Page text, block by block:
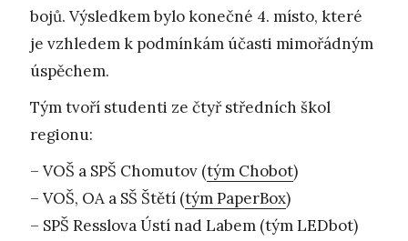
bojů. Výsledkem bylo konečné 4. místo, které
je vzhledem k podmínkám účasti mimořádným
úspěchem.
Tým tvoří studenti ze čtyř středních škol
regionu:
– VOŠ a SPŠ Chomutov (tým Chobot)
– VOŠ, OA a SŠ Štětí (tým PaperBox)
– SPŠ Resslova Ústí nad Labem (tým LEDbot)